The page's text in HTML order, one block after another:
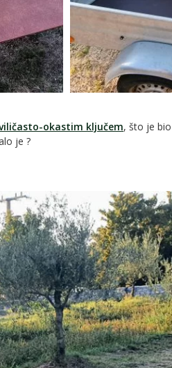
okastim ključem, što je
je ?